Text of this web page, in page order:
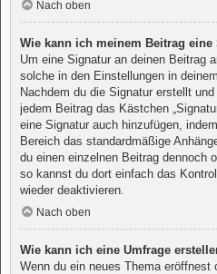
Nach oben
Wie kann ich meinem Beitrag
Um eine Signatur an deinen Beitrag
solche in den Einstellungen in
Nachdem du die Signatur erstellt
jedem Beitrag das Kästchen
eine Signatur auch hinzufügen,
Bereich das standardmäßige
du einen einzelnen Beitrag dennoch
so kannst du dort einfach das
wieder deaktivieren.
Nach oben
Wie kann ich eine Umfrage
Wenn du ein neues Thema eröffnest